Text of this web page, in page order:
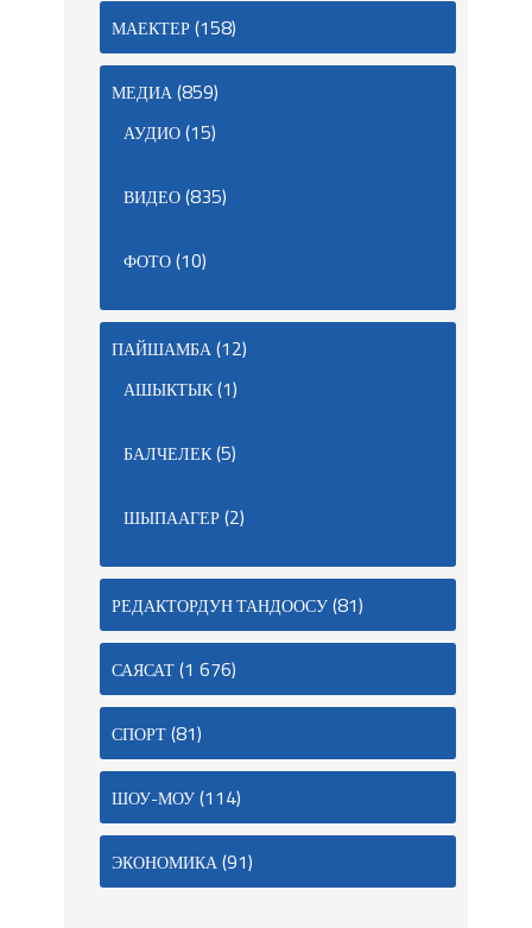
МАЕКТЕР(158)
МЕДИА(859)
АУДИО(15)
ВИДЕО(835)
ФОТО(10)
ПАЙШАМБА(12)
АШЫКТЫК(1)
БАЛЧЕЛЕК(5)
ШЫПААГЕР(2)
РЕДАКТОРДУН ТАНДООСУ(81)
САЯСАТ(1 676)
СПОРТ(81)
ШОУ-МОУ(114)
ЭКОНОМИКА(91)